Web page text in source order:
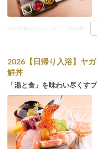
Valid Dates Apr 01 ~ Meals
2026【日帰り入浴】ヤ
鮮丼
「湯と食」を味わい尽くす